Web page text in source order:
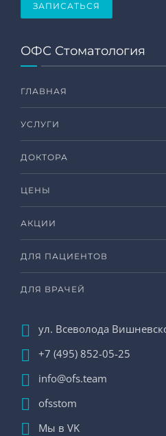
ЗАПИСАТЬСЯ
ОФС Стоматология
ГЛАВНАЯ
УСЛУГИ
ДОКТОРА
ЦЕНЫ
АКЦИИ
ДЛЯ ПАЦИЕНТОВ
ДЛЯ ВРАЧЕЙ
ул. Всеволода
+7 (495) 852-05-25
info@ofs.team
ofsstom
Мы в VK